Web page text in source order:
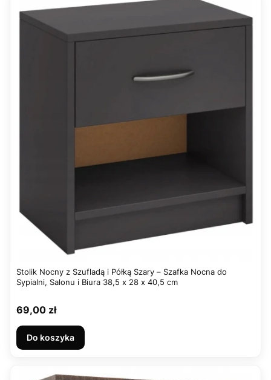
Stolik Nocny z Szufladą i Półką Szary – Szafka Nocna do
Sypialni, Salonu i Biura 38,5 x 28 x 40,5 cm
Cena
69,00 zł
Do koszyka